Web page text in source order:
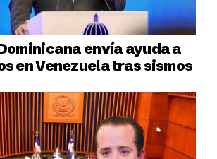
envía ayuda a
en Venezuela tras sismos